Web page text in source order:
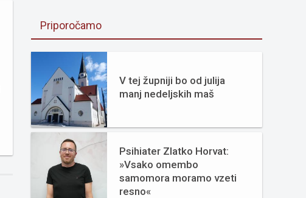
Priporočamo
V tej župniji bo od julija
manj nedeljskih maš
Psihiater Zlatko Horvat:
»Vsako omembo
samomora moramo vzeti
resno«